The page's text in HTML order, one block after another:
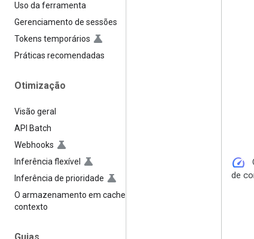
Uso da ferramenta
Gerenciamento de sessões
Tokens temporários
Práticas recomendadas
Otimização
Visão geral
API Batch
Webhooks
Inferência flexível
Inferência de prioridade
O armazenamento em cache de
contexto
speed
de